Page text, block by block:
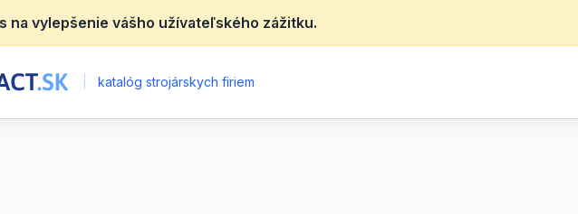
na vylepšenie vášho užívateľského zážitku.
katalóg strojárskych firiem